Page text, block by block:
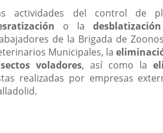
actividades del control de
o la desblatización
de la Brigada de
Municipales, la
voladores, así como la
realizadas por empresas